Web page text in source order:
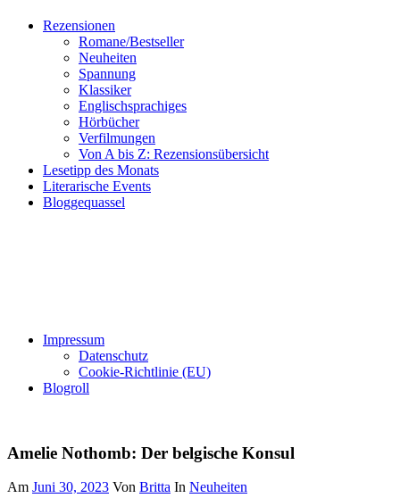
Rezensionen
Romane/Bestseller
Neuheiten
Spannung
Klassiker
Englischsprachiges
Hörbücher
Verfilmungen
Von A bis Z: Rezensionsübersicht
Lesetipp des Monats
Literarische Events
Bloggequassel
Impressum
Datenschutz
Cookie-Richtlinie (EU)
Blogroll
Amelie Nothomb: Der belgische Konsul
Am Juni 30, 2023 Von Britta In Neuheiten